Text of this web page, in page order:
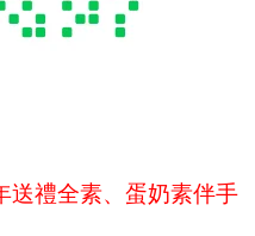
送禮全素、蛋奶素伴手